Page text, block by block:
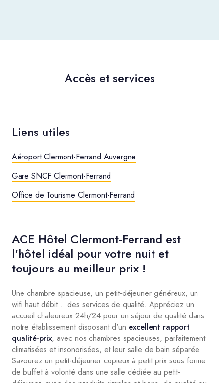
Accès et services
Liens utiles
Aéroport Clermont-Ferrand Auvergne
Gare SNCF Clermont-Ferrand
Office de Tourisme Clermont-Ferrand
ACE Hôtel Clermont-Ferrand est
l'hôtel idéal pour votre nuit et
toujours au meilleur prix !
Une chambre spacieuse, un petit-déjeuner généreux, un
wifi haut débit... des services de qualité. Appréciez un
accueil chaleureux 24h/24 pour un séjour de qualité dans
notre établissement disposant d'un excellent rapport
qualité-prix, avec nos chambres spacieuses, parfaitement
climatisées et insonorisées, et leur salle de bain séparée.
Savourez un petit-déjeuner copieux à petit prix sous forme
de buffet à volonté dans une salle dédiée au petit-